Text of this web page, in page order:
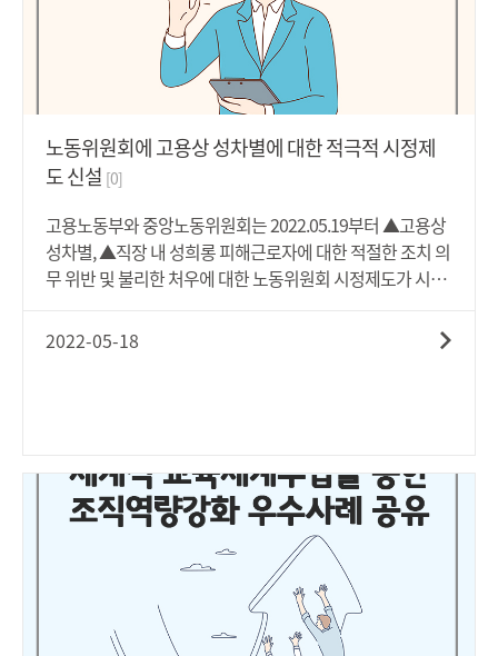
노동위원회에 고용상 성차별에 대한 적극적 시정제
도 신설 [0]
고용노동부와 중앙노동위원회는 2022.05.19부터 ▲고용상
성차별, ▲직장 내 성희롱 피해근로자에 대한 적절한 조치 의
무 위반 및 불리한 처우에 대한 노동위원회 시정제도가 시행
용상 성차별 등에 대하여 사업주에게 벌칙만을 부과하던 것
에서 나아가 차별받은 근로자가 차별적 처우 등의 중지, 근로
성희롱 피해근로자 등에 대해 적절한 조치를 하지 아니한 경
우, △사업주가 직장 내 성희롱 피해근로자 등에게 불리한 처
우를 한 경우에는 13개 지방노동위원회에 시정신청을 할 수
있습니다. 노동위원회는 시정신청이 접수되면 그로부터 60
일 이내에 차별시정위원회의 심문회의를 개최하고, 차별이
인정될 경우 사업주에게 시정명령을 부과합니다. 시정명령
2022-05-18